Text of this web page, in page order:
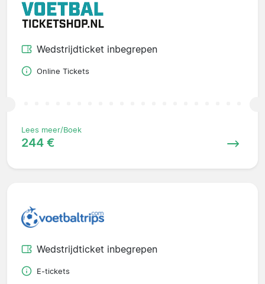
Wedstrijdticket inbegrepen
Online Tickets
Lees meer/Boek
244 €
Wedstrijdticket inbegrepen
E-tickets